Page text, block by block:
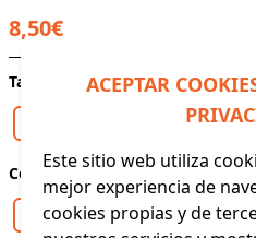
8,50€
Talla / Medida
Color
NEGRO
GRIS
ACEPTAR
Este sitio web utiliza
mejor experiencia de
cookies propias y de